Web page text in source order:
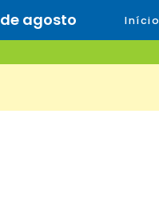
de agosto Início